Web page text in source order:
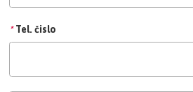
* Tel. čislo